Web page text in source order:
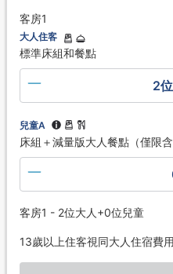
客房1
大人住客
標準床組和餐點
2
兒童A
床組＋減量版大人餐點（僅限含
客房1 - 2位大人+0位兒童
13歲以上住客視同大人住宿費用